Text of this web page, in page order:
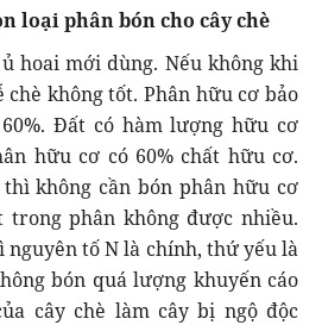
loại phân bón cho cây chè
hoai mới dùng. Nếu không khi
không tốt. Phân hữu cơ bảo
Đất có hàm lượng hữu cơ
hữu cơ có 60% chất hữu cơ.
không cần bón phân hữu cơ
phân không được nhiều.
nguyên tố N là chính, thứ yếu là
bón quá lượng khuyến cáo
cây chè làm cây bị ngộ độc